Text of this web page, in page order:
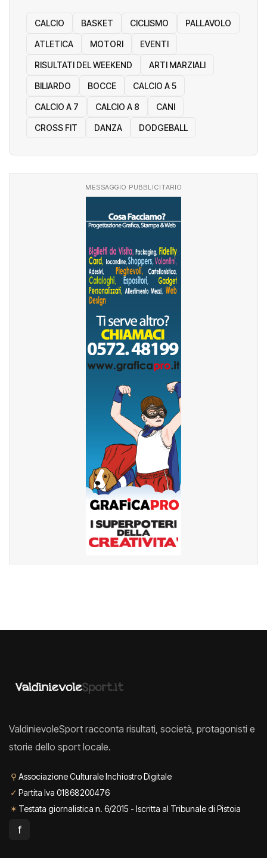
CALCIO BASKET CICLISMO PALLAVOLO
ATLETICA MOTORI EVENTI
RISULTATI DEL WEEKEND ARTI MARZIALI
BILIARDO BOCCE CALCIO A 5
CALCIO A 7 CALCIO A 8 CANI
CROSS FIT DANZA DODGEBALL
MESSAGGIO PUBBLICITARIO
ValdinievoleSport racconta risultati, società, protagonisti e
storie dello sport locale.
⚲ Associazione Culturale Inchiostro Digitale
✓ Partita Iva 01868200476
✶ Testata giornalistica n. 6/2015 - Iscritta al Tribunale di Pistoia
f